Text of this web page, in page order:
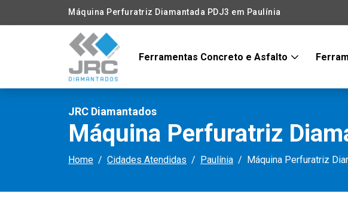
Máquina Perfuratriz Diamantada PDJ3 em Paulínia
Ferramentas Concreto e Asfalto
JRC Diamantados
Máquina Perfuratriz
Home Cidades Atendidas Paulínia Máquina Perfuratriz